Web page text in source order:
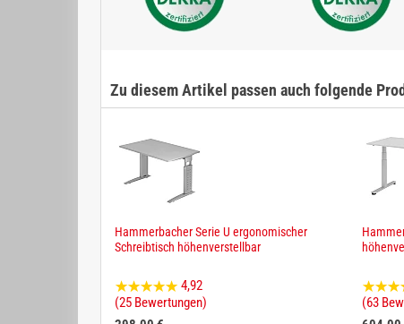
Zu diesem Artikel passen auch folgende
Hammerbacher Serie U ergonomischer
Schreibtisch höhenverstellbar
4,92
(25 Bewertungen)
(63